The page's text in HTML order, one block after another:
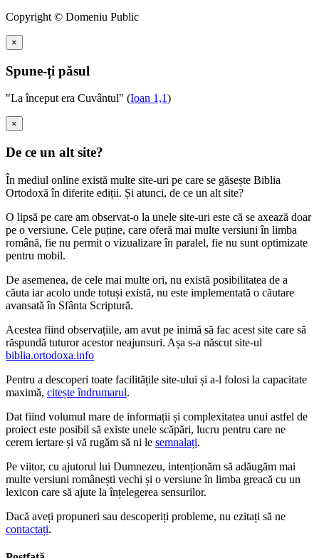
Copyright © Domeniu Public
×
Spune-ți păsul
"La început era Cuvântul" (Ioan 1,1)
×
De ce un alt site?
În mediul online există multe site-uri pe care se găsește Biblia
Ortodoxă în diferite ediții. Și atunci, de ce un alt site?
O lipsă pe care am observat-o la unele site-uri este că se axează doar
pe o versiune. Cele puține, care oferă mai multe versiuni în limba
română, fie nu permit o vizualizare în paralel, fie nu sunt optimizate
pentru mobil.
De asemenea, de cele mai multe ori, nu există posibilitatea de a
căuta iar acolo unde totuși există, nu este implementată o căutare
avansată în Sfânta Scriptură.
Acestea fiind observațiile, am avut pe inimă să fac acest site care să
răspundă tuturor acestor neajunsuri. Așa s-a născut site-ul
biblia.ortodoxa.info
Pentru a descoperi toate facilitățile site-ului și a-l folosi la capacitate
maximă, citește îndrumarul.
Dat fiind volumul mare de informații și complexitatea unui astfel de
proiect este posibil să existe unele scăpări, lucru pentru care ne
cerem iertare și vă rugăm să ni le semnalați.
Pe viitor, cu ajutorul lui Dumnezeu, intenționăm să adăugăm mai
multe versiuni românești vechi și o versiune în limba greacă cu un
lexicon care să ajute la înțelegerea sensurilor.
Dacă aveți propuneri sau descoperiți probleme, nu ezitați să ne
contactați.